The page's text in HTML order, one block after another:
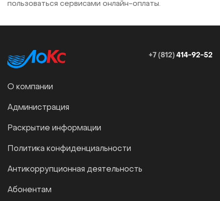
пользоваться сервисами онлайн-оплаты.
О компании
Администрация
Раскрытие информации
Политика конфиденциальности
Антикоррупционная деятельность
Абонентам
+7 (812) 414-92-52